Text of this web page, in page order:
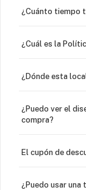
¿Cuánto tiempo
¿Cuál es la
¿Dónde esta
¿Puedo ver el
compra?
El cupón de
¿Puedo usar